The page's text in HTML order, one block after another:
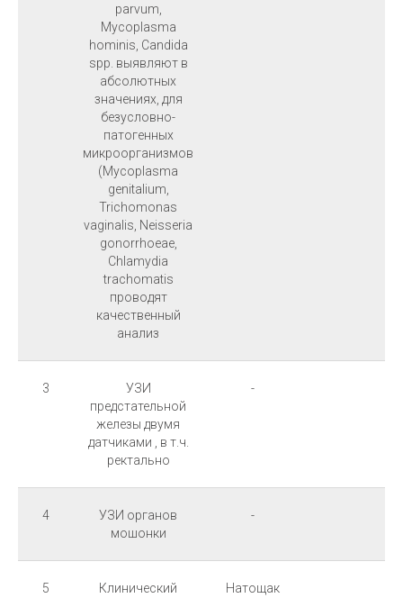
parvum,
Mycoplasma
hominis, Candida
spp. выявляют в
абсолютных
значениях, для
безусловно-
патогенных
микроорганизмов
(Mycoplasma
genitalium,
Trichomonas
vaginalis, Neisseria
gonorrhoeae,
Chlamydia
trachomatis
проводят
качественный
анализ
3
УЗИ
предстательной
железы двумя
датчиками , в т.ч.
ректально
-
4
УЗИ органов
мошонки
-
5
Клинический
Натощак